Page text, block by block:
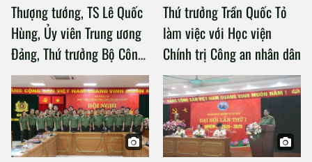
Thượng tướng, TS Lê Quốc
Hùng, Ủy viên Trung ương
Đảng, Thứ trưởng Bộ Công
an làm việc với Học viện
Chính trị Công an nhân dân
Thứ trưởng Trần Quốc Tỏ
làm việc với Học viện
Chính trị Công an nhân dân